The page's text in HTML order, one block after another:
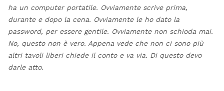
ha un computer portatile. Ovviamente scrive prima,
durante e dopo la cena. Ovviamente le ho dato la
password, per essere gentile. Ovviamente non schioda mai.
No, questo non è vero. Appena vede che non ci sono più
altri tavoli liberi chiede il conto e va via. Di questo devo
darle atto.